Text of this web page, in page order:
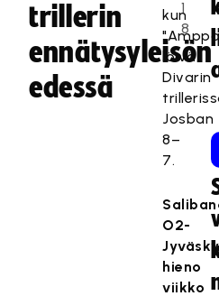
trillerin
ennätysyleisön
edessä
1
8
kun
löivät
Divarin
Josban
8–
7.
O2-
hieno
viikko